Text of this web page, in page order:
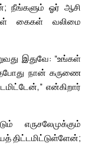
நீங்களும் ஓர் ஆசி
கைகள் வலிமை
இதுவே: “உங்கள்
நான் கருணை
என்கிறார்
எருசலேமுக்கும்
திட்டமிட்டுள்ளேன்;